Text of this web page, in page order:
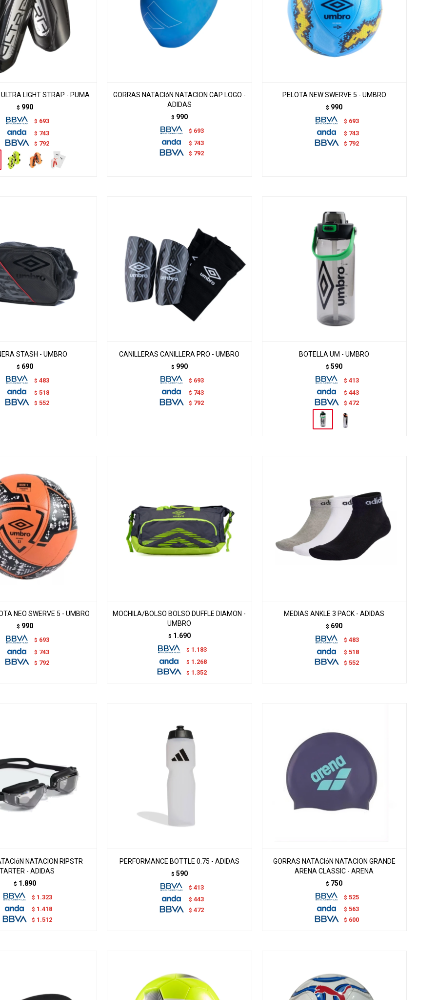
LIGHT STRAP - PUMA
$ 990
$ 693
$ 743
$ 792
GORRAS NATACIóN NATACION CAP LOGO -
ADIDAS
$ 990
$ 693
$ 743
$ 792
PELOTA NEW SWERVE 5 - UMBRO
$ 990
$ 693
$ 743
$ 792
STASH - UMBRO
$ 690
$ 483
$ 518
$ 552
CANILLERAS CANILLERA PRO - UMBRO
$ 990
$ 693
$ 743
$ 792
BOTELLA UM - UMBRO
$ 590
$ 413
$ 443
$ 472
NEO SWERVE 5 - UMBRO
$ 990
$ 693
$ 743
$ 792
MOCHILA/BOLSO BOLSO DUFFLE DIAMON -
UMBRO
$ 1.690
$ 1.183
$ 1.268
$ 1.352
MEDIAS ANKLE 3 PACK - ADIDAS
$ 690
$ 483
$ 518
$ 552
NATACION RIPSTR
- ADIDAS
$ 1.890
$ 1.323
$ 1.418
$ 1.512
PERFORMANCE BOTTLE 0.75 - ADIDAS
$ 590
$ 413
$ 443
$ 472
GORRAS NATACIóN NATACION GRANDE
ARENA CLASSIC - ARENA
$ 750
$ 525
$ 563
$ 600